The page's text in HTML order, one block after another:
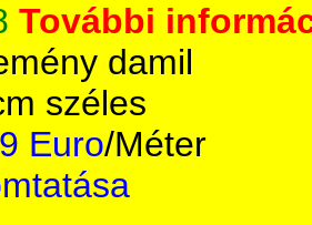
További
damil
széles
Euro/Méter